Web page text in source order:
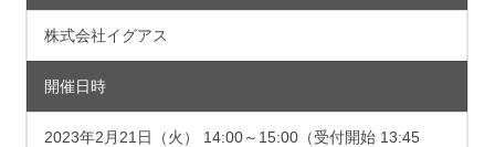
株式会社イグアス
開催日時
2023年2月21日（火） 14:00～15:00（受付開始 13:45